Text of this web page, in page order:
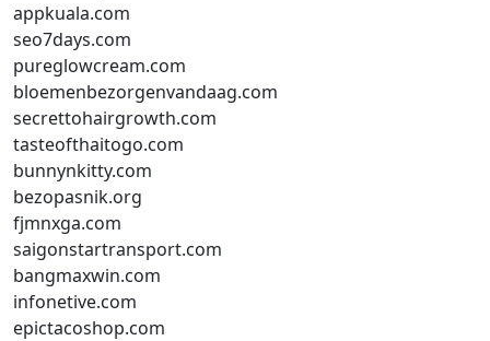
appkuala.com
seo7days.com
pureglowcream.com
bloemenbezorgenvandaag.com
secrettohairgrowth.com
tasteofthaitogo.com
bunnynkitty.com
bezopasnik.org
fjmnxga.com
saigonstartransport.com
bangmaxwin.com
infonetive.com
epictacoshop.com